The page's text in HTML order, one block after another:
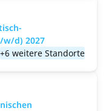
w/d) 2027
+6 weitere Standorte